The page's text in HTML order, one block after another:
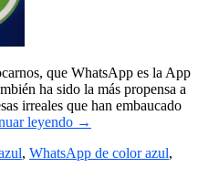
que WhatsApp es la App
ha sido la más propensa a
irreales que han embaucado
leyendo →
, WhatsApp de color azul,